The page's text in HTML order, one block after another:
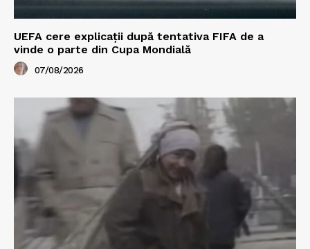
UEFA cere explicații după tentativa FIFA de a
vinde o parte din Cupa Mondială
07/08/2026